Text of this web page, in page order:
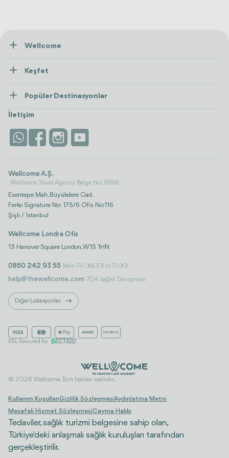
Wellcome
İletişim
Keşfet
Wellness
Konaklama
Life Platform
Popüler Destinasyonlar
Tümünü Gör
İstanbul
İletişim
Wellcome A.Ş.
Wellhome Travel Agency Belge No: 16559
Esentepe Mah. Büyükdere Cad.
Ferko Signature No: 175/6 Ofis No:116
Şişli / İstanbul
Wellcome Londra Ofis
13 Hanover Square London, W1S 1HN
0850 242 93 55 Mon-Fri 08:30 to 17:00
help@thewellcome.com 7/24 Sağlık Danışmanı
Diğer Lokasyonlar
© 2026 Wellcome. Tüm hakları saklıdır..
Kullanım KoşullarıGizlilik SözleşmesiAydınlatma Metni
Mesafeli Hizmet SözleşmesiCayma Hakkı
Tedaviler, sağlık turizmi belgesine sahip olan,
Türkiye'deki anlaşmalı sağlık kuruluşları tarafından
gerçekleştirilir.